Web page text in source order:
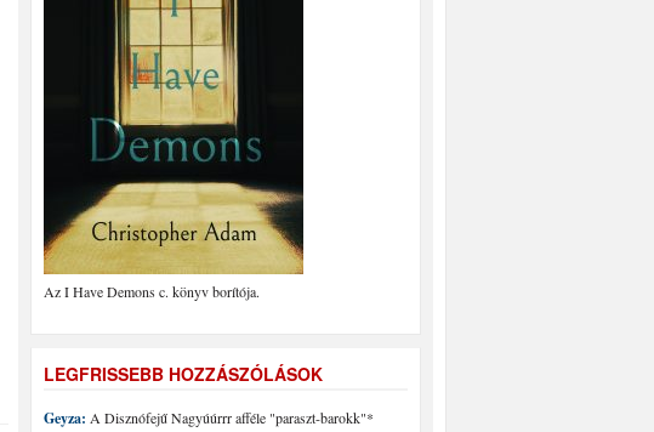
Az I Have Demons c. könyv borítója.
LEGFRISSEBB HOZZÁSZÓLÁSOK
Geyza: A Disznófejű Nagyúúrrr afféle "paraszt-barokk"*